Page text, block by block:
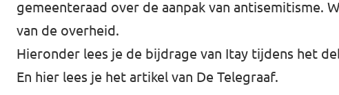
Volt afdelingen dichtbij
Volt Nederland
Volt Noord-Holland
Over Volt
gemeenteraad over de aanpak van antisemitisme.
van de overheid.
Hieronder lees je de bijdrage van Itay tijdens het
En hier lees je het artikel van De Telegraaf.